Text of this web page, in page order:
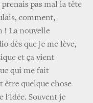
pas mal la tête
comment,
! La nouvelle
dès que je me lève,
et ça vient
qui me fait
être quelque chose
l'idée. Souvent je